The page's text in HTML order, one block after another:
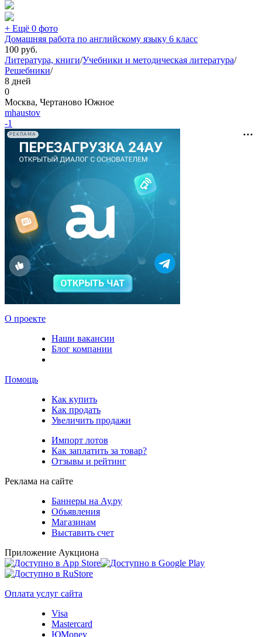
+ Ещё 0 фото
Домашняя работа по английскому языку 6 класс
100 руб.
Литература, книги/Учебники и методическая литература/
Решебники/
8 дней
0
Москва, Чертаново Южное
mhaustov
-1
РЕКЛАМА
О проекте
Наши вакансии
Блог компании
Помощь
Как купить
Как продать
Увеличить продажи
Импорт лотов
Как заплатить за товар?
Отзывы и рейтинг
Реклама на сайте
Баннеры на Ау.ру
Объявления
Магазинам
Выставить счет
Приложение Аукциона
Оплата услуг сайта
Visa
Mastercard
ЮMoney